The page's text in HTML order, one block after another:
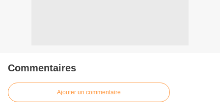
Commentaires
Ajouter un commentaire